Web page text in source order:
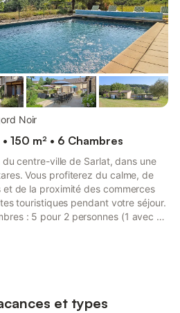
Noir
150 m² • 6 Chambres
centre-ville de Sarlat, dans une
Vous profiterez du calme, de
de la proximité des commerces
touristiques pendant votre séjour.
: 5 pour 2 personnes (1 avec 2
de 13 m². Une suite
et types